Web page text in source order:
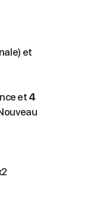
et
et 4